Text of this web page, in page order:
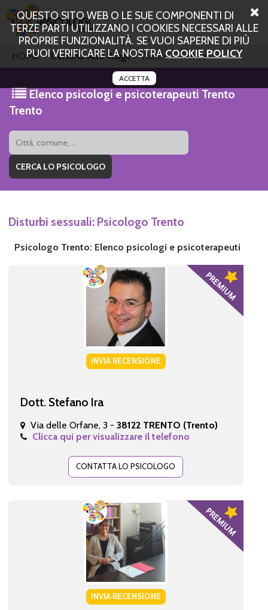
QUESTO SITO WEB O LE SUE COMPONENTI DI
TERZE PARTI UTILIZZANO I COOKIES NECESSARI ALLE
PROPRIE FUNZIONALITÀ. SE VUOI SAPERNE DI PIÙ
PUOI VERIFICARE LA NOSTRACOOKIE POLICY
ACCETTA
HOME Trentino Alto Adige Trento Trento
Elenco psicologi e psicoterapeuti Trento
Trento
Disturbi sessuali: Psicologo Trento
Psicologo Trento: Elenco psicologi e psicoterapeuti
INVIA RECENSIONE
Dott. Stefano Ira
Via delle Orfane, 3 - 38122 TRENTO (Trento)
Clicca qui per visualizzare il telefono
CONTATTA LO PSICOLOGO
INVIA RECENSIONE